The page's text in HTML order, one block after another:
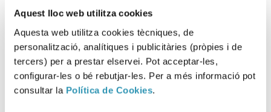
Aquest lloc web utilitza cookies
Aquesta web utilitza cookies tècniques, de
personalització, analítiques i publicitàries (pròpies i de
tercers) per a prestar elservei. Pot acceptar-les,
configurar-les o bé rebutjar-les. Per a més informació pot
consultar la Política de Cookies.
XXVII Setmana Sense Fum